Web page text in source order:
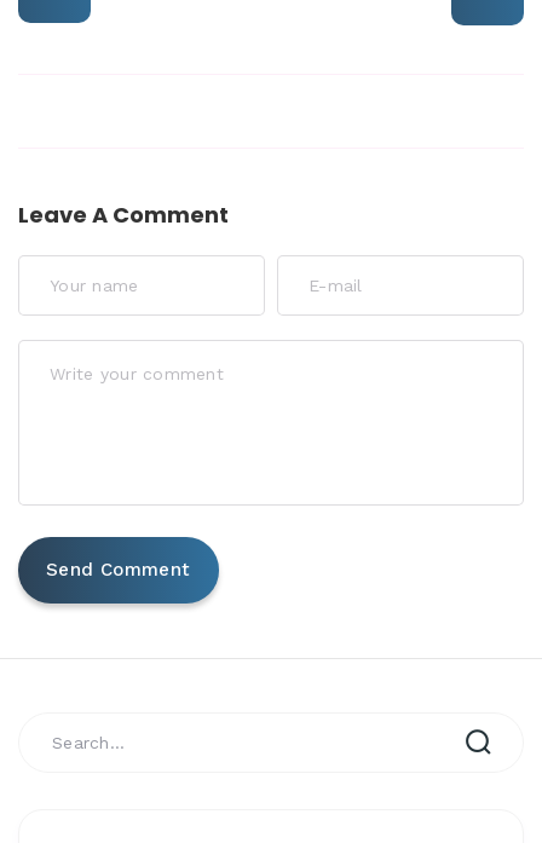
Leave A Comment